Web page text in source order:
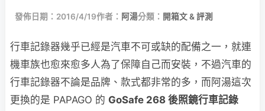
發佈日期：2016/4/19作者： 阿湯分類： 開箱文 & 評測
行車記錄器幾乎已經是汽車不可或缺的配備之一，就連
機車族也愈來愈多人為了保障自己而安裝，不過汽車的
行車記錄器不論是品牌、款式都非常的多，而阿湯這次
更換的是 PAPAGO 的 GoSafe 268 後照鏡行車記錄